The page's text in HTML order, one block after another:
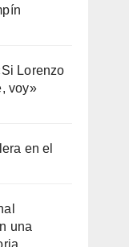
Lorenzo
voy»
en el
una